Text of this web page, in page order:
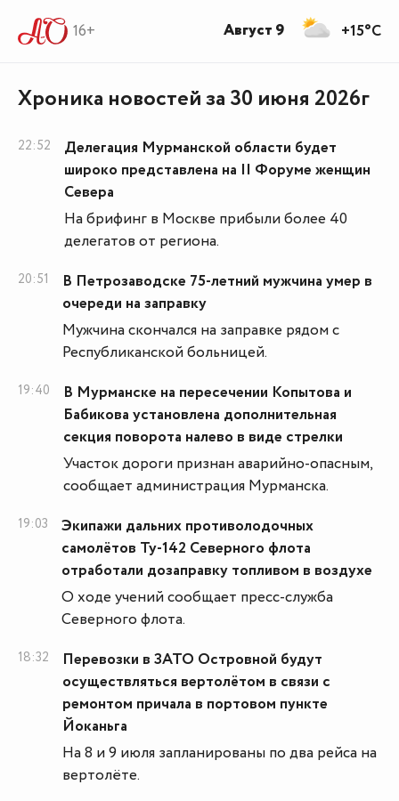
16+
Хроника новостей за 30 июня 2026г
22:52
Делегация Мурманской области будет
широко представлена на II Форуме женщин
Севера
На брифинг в Москве прибыли более 40
делегатов от региона.
20:51
В Петрозаводске 75-летний мужчина умер в
очереди на заправку
Мужчина скончался на заправке рядом с
Республиканской больницей.
19:40
В Мурманске на пересечении Копытова и
Бабикова установлена дополнительная
секция поворота налево в виде стрелки
Участок дороги признан аварийно-опасным,
сообщает администрация Мурманска.
19:03
Экипажи дальних противолодочных
самолётов Ту-142 Северного флота
отработали дозаправку топливом в воздухе
О ходе учений сообщает пресс-служба
Северного флота.
18:32
Перевозки в ЗАТО Островной будут
осуществляться вертолётом в связи с
ремонтом причала в портовом пункте
Йоканьга
На 8 и 9 июля запланированы по два рейса на
вертолёте.
+15°C
Август 9